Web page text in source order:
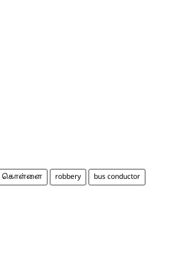
கொள்ளை robbery bus conductor